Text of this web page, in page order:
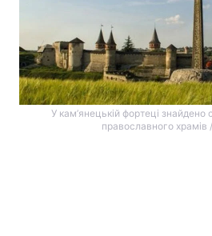
У кам’янецькій фортеці знайдено
православного храмів